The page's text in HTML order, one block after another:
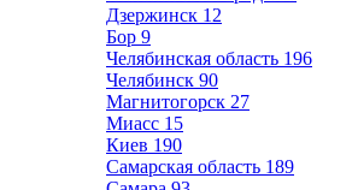
Дзержинск 12
Бор 9
Челябинская область 196
Челябинск 90
Магнитогорск 27
Миасс 15
Киев 190
Самарская область 189